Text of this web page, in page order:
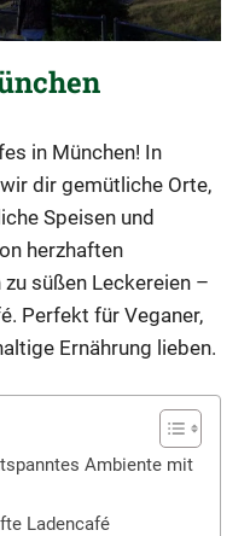
in München! In
dir gemütliche Orte,
Speisen und
herzhaften
süßen Leckereien –
Perfekt für Veganer,
Ernährung lieben.
Ambiente mit
Ladencafé